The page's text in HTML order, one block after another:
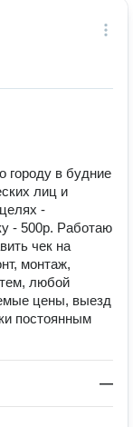
городу в будние
лиц и
-
- 500р. Работаю
чек на
монтаж,
любой
цены, выезд
постоянным
—